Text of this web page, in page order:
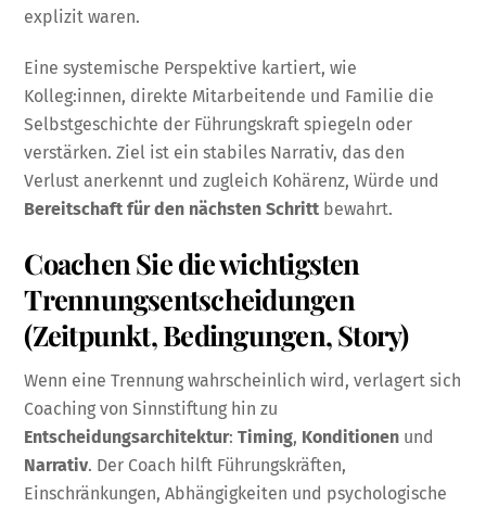
explizit waren.
Eine systemische Perspektive kartiert, wie
Kolleg:innen, direkte Mitarbeitende und Familie die
Selbstgeschichte der Führungskraft spiegeln oder
verstärken. Ziel ist ein stabiles Narrativ, das den
Verlust anerkennt und zugleich Kohärenz, Würde und
Bereitschaft für den nächsten Schritt bewahrt.
Coachen Sie die wichtigsten
Trennungsentscheidungen
(Zeitpunkt, Bedingungen, Story)
Wenn eine Trennung wahrscheinlich wird, verlagert sich
Coaching von Sinnstiftung hin zu
Entscheidungsarchitektur:Timing, Konditionen und
Narrativ. Der Coach hilft Führungskräften,
Einschränkungen, Abhängigkeiten und psychologische